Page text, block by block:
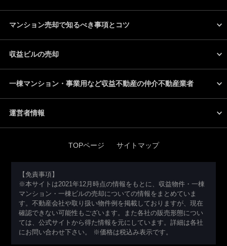
マンション売却で知るべき事項とコツ
収益ビルの売却
一棟マンション・事業用など収益不動産の仲介不動産業者
運営者情報
TOPページ サイトマップ
【免責事項】
※本サイトは2021年12月時点の情報をもとに、収益物件・一棟
マンション・一棟ビルの売却についての情報をまとめていま
す。不動産会社や取り扱い物件例を掲載しておりますが、現在
確認できない可能性もございます。また各社の販売形態につい
ては、公式サイトから得た情報を元にしています。詳細は各社
にお問い合わせ下さい。 ※価格は税込み表示です。